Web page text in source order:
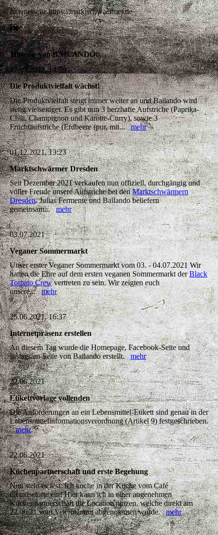
Internetseitehttps://marktschwaermer.de
Historie von BAILANDO:
17.05.2022, 14:59
Die Produktvielfalt wächst!
Die Produktvielfalt steigt immer weiter an und Bailando wird
stetig vielseitiger. Es gibt nun 3 herzhafte Aufstriche (Paprika-
Chili, Champignon und Karotte-Curry), sowie 3
Fruchtaufstriche (Erdbeere (pur, mit...mehr
01.12.2021, 13:23
Marktschwärmer Dresden
Seit Dezember 2021 verkaufen nun offiziell, durchgängig und
voller Freude unsere Aufstriche bei denMarktschwärmern
Dresden. Julias Fermente und Bailando beliefern
gemeinsam...mehr
03.07.2021
Veganer Sommermarkt
Unser erster Veganer Sommermarkt vom 03. - 04.07.2021 Wir
hatten die Ehre auf dem ersten veganen Sommermarkt derBlack
Tomato Crewvertreten zu sein. Wir zeigten euch
unsere...mehr
25.06.2021, 16:37
Internetpräsenz erstellen
An diesem Tag wurde die Homepage, Facebook-Seite und
Instagram-Seite von Bailando erstellt.mehr
22.06.2021
Etikettvorlage vollenden
Die Anforderungen an ein Lebensmittel-Etikett sind genau in der
Lebensmittelinformationsverordnung (Artikel 9) festgeschrieben.
mehr
22.06.2021
Küchenpartnerschaft und erste Begehung
Nun steht es fest: Ich koche in der Küche vom Café
Gemüsetorte ein! Hier kann ich in einer angenehmen
Küchenpartnerschaft die Location nutzen. welche direkt am
22.06.21 vom Veterinäramt abgenommen wurde.mehr